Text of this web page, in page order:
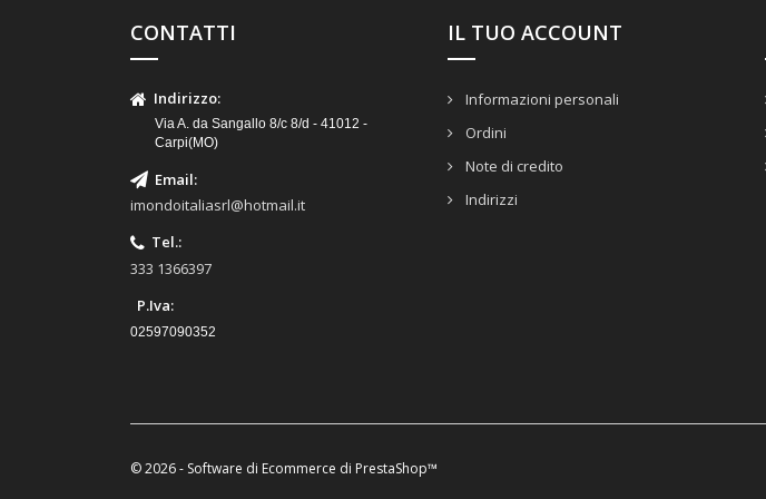
CONTATTI
Indirizzo:
Via A. da Sangallo 8/c 8/d - 41012 -
Carpi(MO)
Email:
imondoitaliasrl@hotmail.it
Tel.:
333 1366397
P.Iva:
02597090352
IL TUO ACCOUNT
Informazioni personali
Ordini
Note di credito
Indirizzi
© 2026 - Software di Ecommerce di PrestaShop™